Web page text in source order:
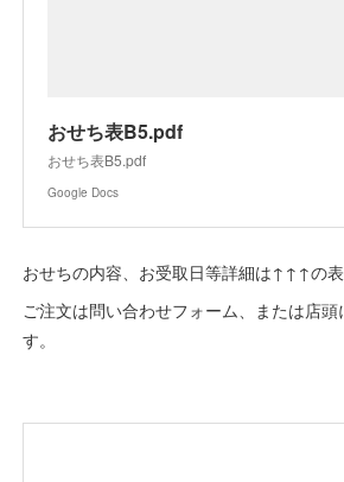
おせち表B5.pdf
おせち表B5.pdf
Google Docs
おせちの内容、お受取日等詳細は↑↑↑の表
ご注文は問い合わせフォーム、または店頭
す。